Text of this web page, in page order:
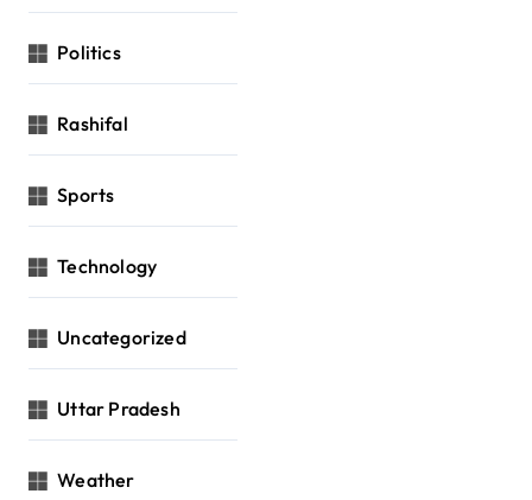
Politics
Rashifal
Sports
Technology
Uncategorized
Uttar Pradesh
Weather